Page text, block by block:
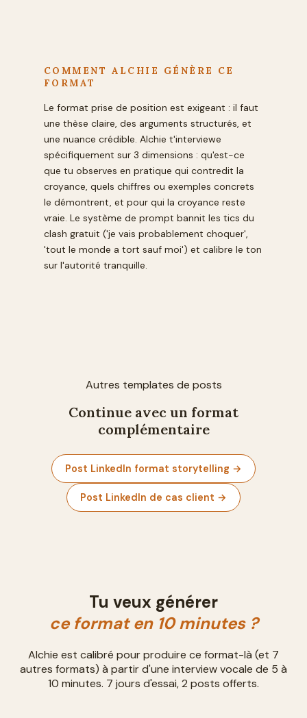
COMMENT ALCHIE GÉNÈRE CE
FORMAT
Le format prise de position est exigeant : il faut
une thèse claire, des arguments structurés, et
une nuance crédible. Alchie t'interviewe
spécifiquement sur 3 dimensions : qu'est-ce
que tu observes en pratique qui contredit la
croyance, quels chiffres ou exemples concrets
le démontrent, et pour qui la croyance reste
vraie. Le système de prompt bannit les tics du
clash gratuit ('je vais probablement choquer',
'tout le monde a tort sauf moi') et calibre le ton
sur l'autorité tranquille.
Autres templates de posts
Continue avec un format
complémentaire
Post LinkedIn format storytelling →
Post LinkedIn de cas client →
Tu veux générer
ce format en 10 minutes ?
Alchie est calibré pour produire ce format-là (et 7
autres formats) à partir d'une interview vocale de 5 à
10 minutes. 7 jours d'essai, 2 posts offerts.